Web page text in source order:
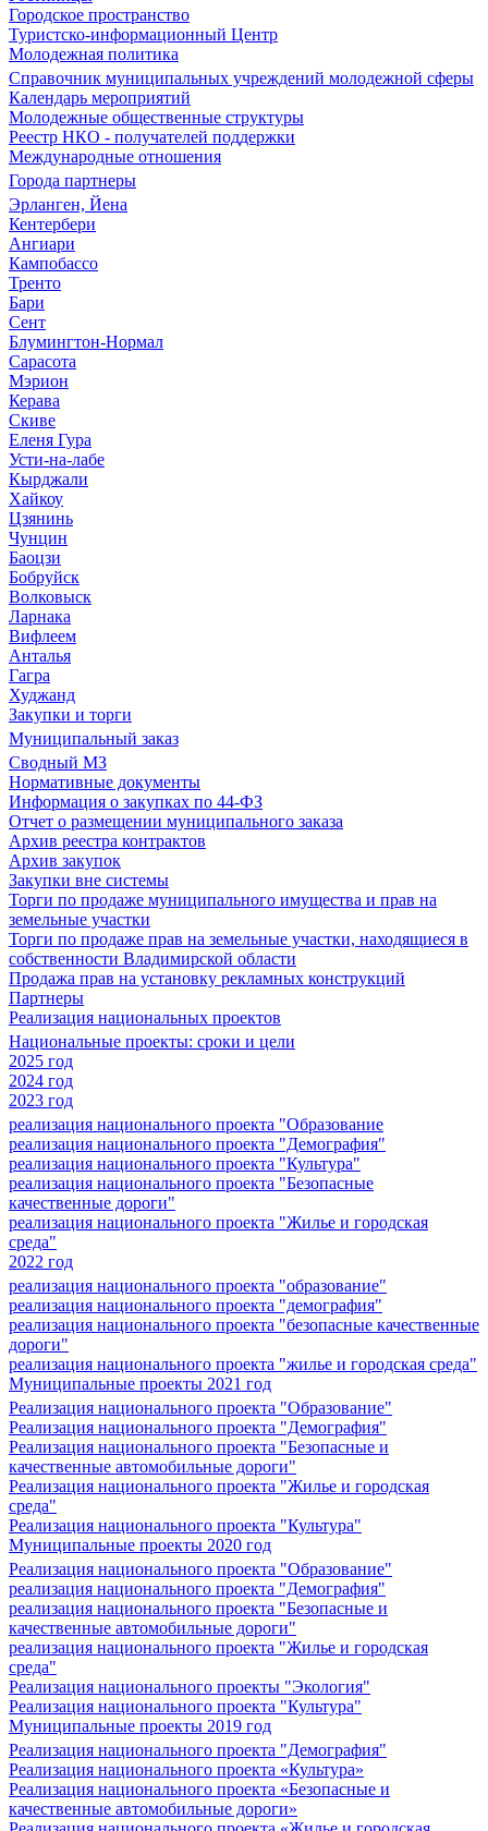
Городское пространство
Туристско-информационный Центр
Молодежная политика
Справочник муниципальных учреждений молодежной сферы
Календарь мероприятий
Молодежные общественные структуры
Реестр НКО - получателей поддержки
Международные отношения
Города партнеры
Эрланген, Йена
Кентербери
Ангиари
Кампобассо
Тренто
Бари
Сент
Блумингтон-Нормал
Сарасота
Мэрион
Керава
Скиве
Еленя Гура
Усти-на-лабе
Кырджали
Хайкоу
Цзянинь
Чунцин
Баоцзи
Бобруйск
Волковыск
Ларнака
Вифлеем
Анталья
Гагра
Худжанд
Закупки и торги
Муниципальный заказ
Сводный МЗ
Нормативные документы
Информация о закупках по 44-ФЗ
Отчет о размещении муниципального заказа
Архив реестра контрактов
Архив закупок
Закупки вне системы
Торги по продаже муниципального имущества и прав на
земельные участки
Торги по продаже прав на земельные участки, находящиеся в
собственности Владимирской области
Продажа прав на установку рекламных конструкций
Партнеры
Реализация национальных проектов
Национальные проекты: сроки и цели
2025 год
2024 год
2023 год
реализация национального проекта "Образование
реализация национального проекта "Демография"
реализация национального проекта "Культура"
реализация национального проекта "Безопасные
качественные дороги"
реализация национального проекта "Жилье и городская
среда"
2022 год
реализация национального проекта "образование"
реализация национального проекта "демография"
реализация национального проекта "безопасные качественные
дороги"
реализация национального проекта "жилье и городская среда"
Муниципальные проекты 2021 год
Реализация национального проекта "Образование"
Реализация национального проекта "Демография"
Реализация национального проекта "Безопасные и
качественные автомобильные дороги"
Реализация национального проекта "Жилье и городская
среда"
Реализация национального проекта "Культура"
Муниципальные проекты 2020 год
Реализация национального проекта "Образование"
реализация национального проекта "Демография"
реализация национального проекта "Безопасные и
качественные автомобильные дороги"
реализация национального проекта "Жилье и городская
среда"
Реализация национального проекты "Экология"
Реализация национального проекта "Культура"
Муниципальные проекты 2019 год
Реализация национального проекта "Демография"
Реализация национального проекта «Культура»
Реализация национального проекта «Безопасные и
качественные автомобильные дороги»